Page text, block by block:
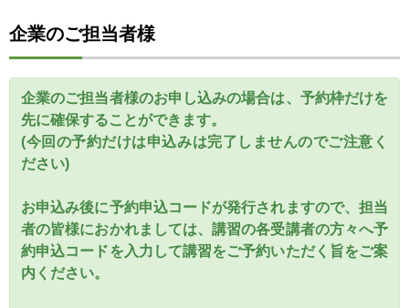
企業のご担当者様
企業のご担当者様のお申し込みの場合は、予約枠だけを
先に確保することができます。
(今回の予約だけは申込みは完了しませんのでご注意く
ださい)
お申込み後に予約申込コードが発行されますので、担当
者の皆様におかれましては、講習の各受講者の方々へ予
約申込コードを入力して講習をご予約いただく旨をご案
内ください。